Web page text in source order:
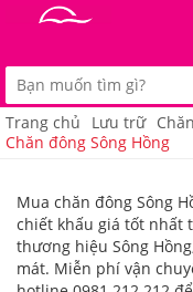
Trang chủ Lưu trữ
Chăn đông Sông Hồng
Mua chăn đông Sông
chiết khấu giá tốt nhất
thương hiệu Sông
mát. Miễn phí vận